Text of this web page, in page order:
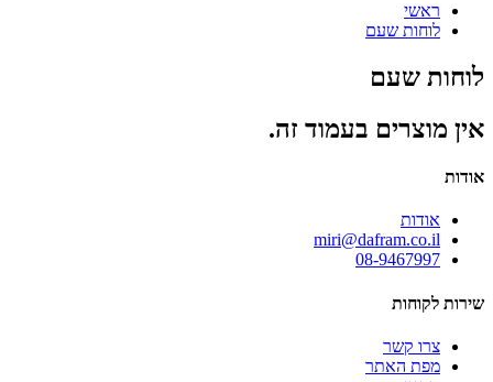
ראשי
לוחות שעם
לוחות שעם
אין מוצרים בעמוד זה.
אודות
אודות
miri@dafram.co.il
08-9467997
שירות לקוחות
צרו קשר
מפת האתר